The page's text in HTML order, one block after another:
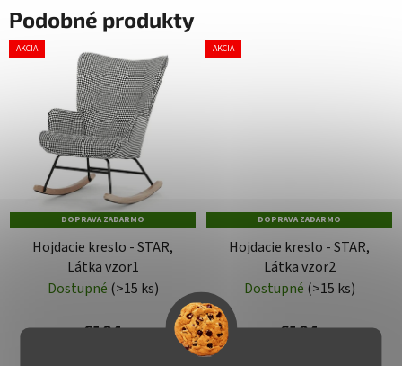
Podobné produkty
AKCIA
DOPRAVA ZADARMO
Hojdacie kreslo - STAR,
Látka vzor1
Dostupné (>15 ks)
€104
AKCIA
DOPRAVA ZADARMO
Hojdacie kreslo - STAR,
Látka vzor2
Dostupné (>15 ks)
€104